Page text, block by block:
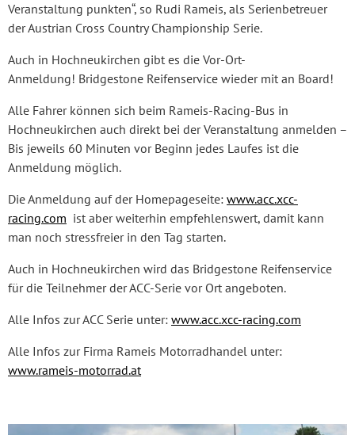
Veranstaltung punkten“, so Rudi Rameis, als Serienbetreuer
der Austrian Cross Country Championship Serie.
Auch in Hochneukirchen gibt es die Vor-Ort-
Anmeldung! Bridgestone Reifenservice wieder mit an Board!
Alle Fahrer können sich beim Rameis-Racing-Bus in
Hochneukirchen auch direkt bei der Veranstaltung anmelden –
Bis jeweils 60 Minuten vor Beginn jedes Laufes ist die
Anmeldung möglich.
Die Anmeldung auf der Homepageseite: www.acc.xcc-
racing.com ist aber weiterhin empfehlenswert, damit kann
man noch stressfreier in den Tag starten.
Auch in Hochneukirchen wird das Bridgestone Reifenservice
für die Teilnehmer der ACC-Serie vor Ort angeboten.
Alle Infos zur ACC Serie unter: www.acc.xcc-racing.com
Alle Infos zur Firma Rameis Motorradhandel unter:
www.rameis-motorrad.at